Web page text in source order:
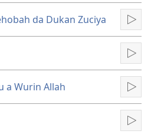
da Dukan Zuciya
a Wurin Allah